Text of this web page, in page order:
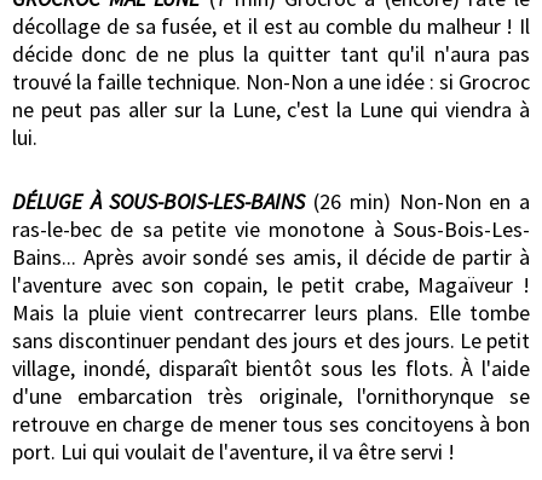
décollage de sa fusée, et il est au comble du malheur ! Il
décide donc de ne plus la quitter tant qu'il n'aura pas
trouvé la faille technique. Non-Non a une idée : si Grocroc
ne peut pas aller sur la Lune, c'est la Lune qui viendra à
lui.
DÉLUGE À SOUS-BOIS-LES-BAINS(26 min) Non-Non en a
ras-le-bec de sa petite vie monotone à Sous-Bois-Les-
Bains... Après avoir sondé ses amis, il décide de partir à
l'aventure avec son copain, le petit crabe, Magaïveur !
Mais la pluie vient contrecarrer leurs plans. Elle tombe
sans discontinuer pendant des jours et des jours. Le petit
village, inondé, disparaît bientôt sous les flots. À l'aide
d'une embarcation très originale, l'ornithorynque se
retrouve en charge de mener tous ses concitoyens à bon
port. Lui qui voulait de l'aventure, il va être servi !